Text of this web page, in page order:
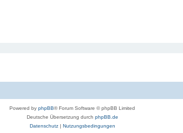
Powered by phpBB® Forum Software © phpBB Limited
Deutsche Übersetzung durch phpBB.de
Datenschutz| Nutzungsbedingungen